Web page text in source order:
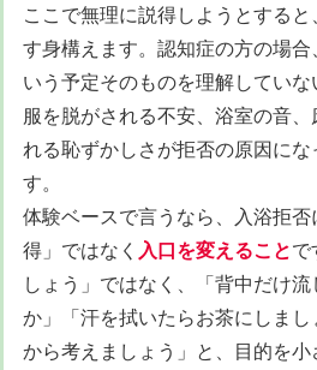
ここで無理に説得しようとする
す身構えます。認知症の方の場
いう予定そのものを理解していな
服を脱がされる不安、浴室の音
れる恥ずかしさが拒否の原因にな
す。
体験ベースで言うなら、入浴拒
得」ではなく 入口を変えることで
しょう」ではなく、「背中だけ
か」「汗を拭いたらお茶にしま
から考えましょう」と、目的を